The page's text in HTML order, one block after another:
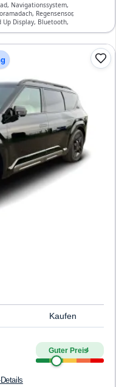
Navigationssystem,
Regensensor,
Up Display, Bluetooth,
Front-, Seiten- und weitere
Kaufen
Guter Preis4